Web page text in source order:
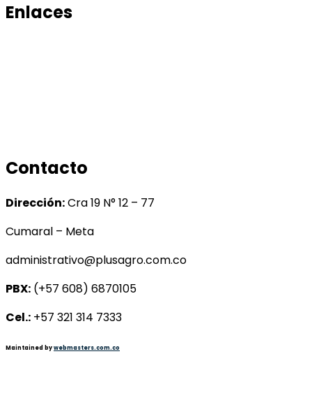
Enlaces
Contacto
Dirección:Cra 19 N° 12 – 77
Cumaral – Meta
administrativo@plusagro.com.co
PBX: (+57 608) 6870105
Cel.: +57 321 314 7333
Maintained bywebmasters.com.co